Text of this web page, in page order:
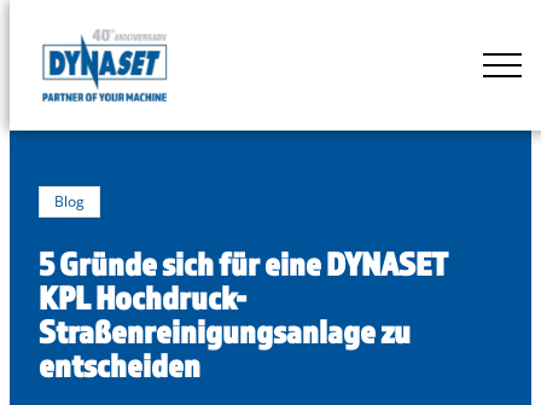
content
DYNASET
Blog
5 Gründe sich für eine DYNASET
KPL Hochdruck-
Straßenreinigungsanlage zu
entscheiden